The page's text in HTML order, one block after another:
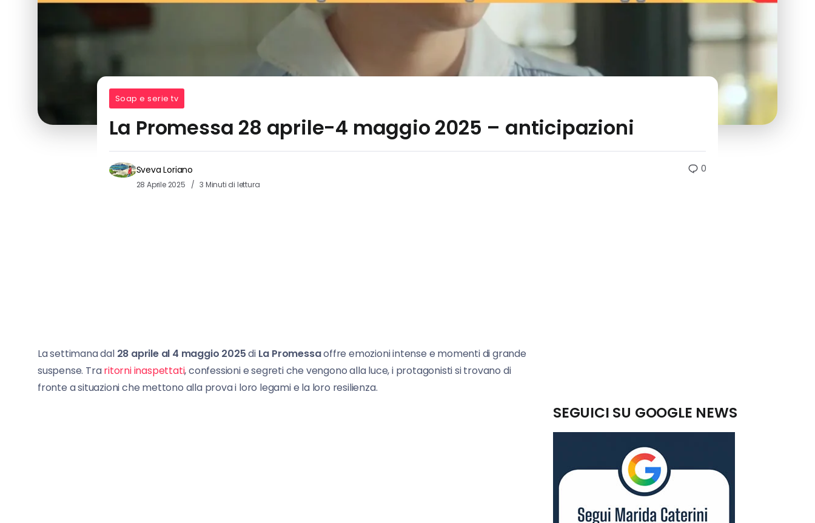
Soap e serie tv
La Promessa 28 aprile-4 maggio 2025 – anticipazioni
Sveva Loriano
28 Aprile 2025 3 Minuti di lettura
0
La settimana dal 28 aprile al 4 maggio 2025di La Promessaoffre emozioni intense e momenti di grande
suspense. Traritorni inaspettati, confessioni e segreti che vengono alla luce, i protagonisti si trovano di
fronte a situazioni che mettono alla prova i loro legami e la loro resilienza.
SEGUICI SU GOOGLE NEWS